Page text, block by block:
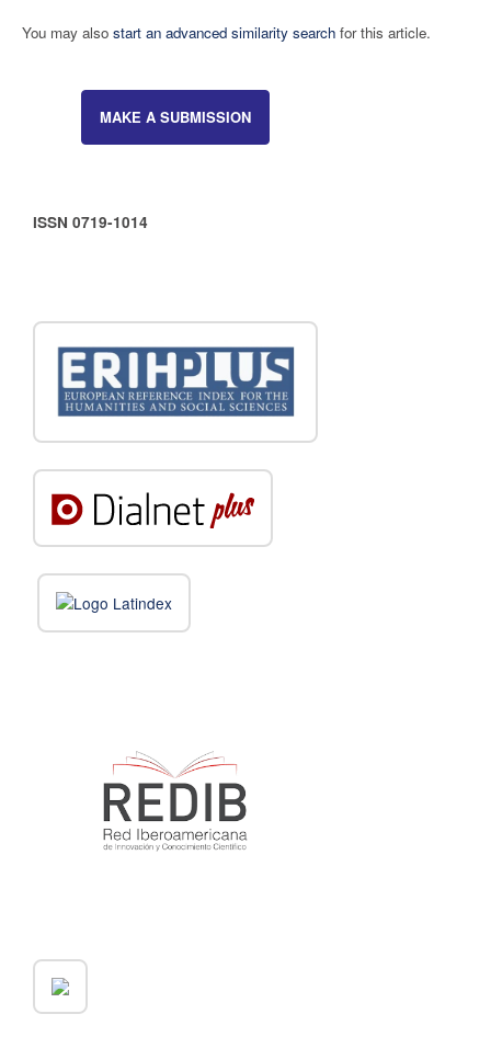
You may also start an advanced similarity searchfor this article.
MAKE A SUBMISSION
ISSN 0719-1014